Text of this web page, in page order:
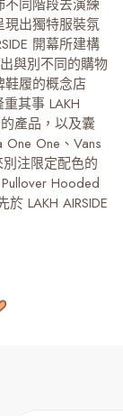
同階段去演練
出獨特服裝氛
開幕所建構
與別不同的購物
鞋履的概念店
其事 LAKH
產品，以及囊
One、Vans
注限定配色的
Hooded
於 LAKH AIRSIDE